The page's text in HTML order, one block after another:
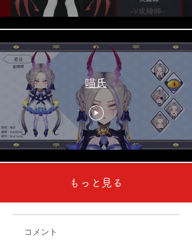
喵氏
もっと見る
コメント